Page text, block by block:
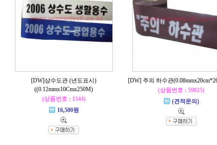
[DW]상수도관 (년도표시)
((0.12mmx10Cmx250M)
(상품번호 : 1344)
16,500원
[DW] 주의 하수관
(상품번호 : 59025)
(견적문의)